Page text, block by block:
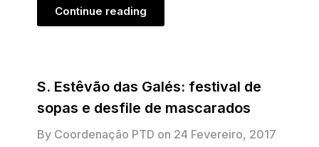
Continue reading
S. Estêvão das Galés: festival de
sopas e desfile de mascarados
By Coordenação PTD on 24 Fevereiro, 2017